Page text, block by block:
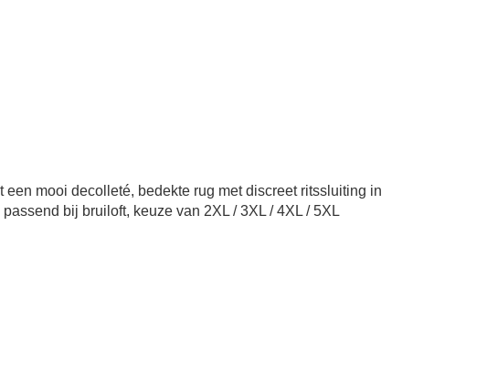
mooi decolleté, bedekte rug met discreet ritssluiting in
bij bruiloft, keuze van 2XL / 3XL / 4XL / 5XL